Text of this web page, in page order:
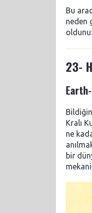
Bu
neden
23-
Kralı
ne
bir